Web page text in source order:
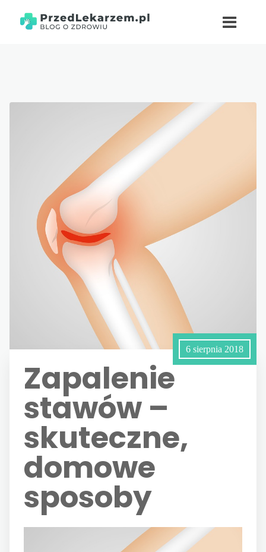
6 sierpnia 2018
Zapalenie
stawów –
skuteczne,
domowe
sposoby